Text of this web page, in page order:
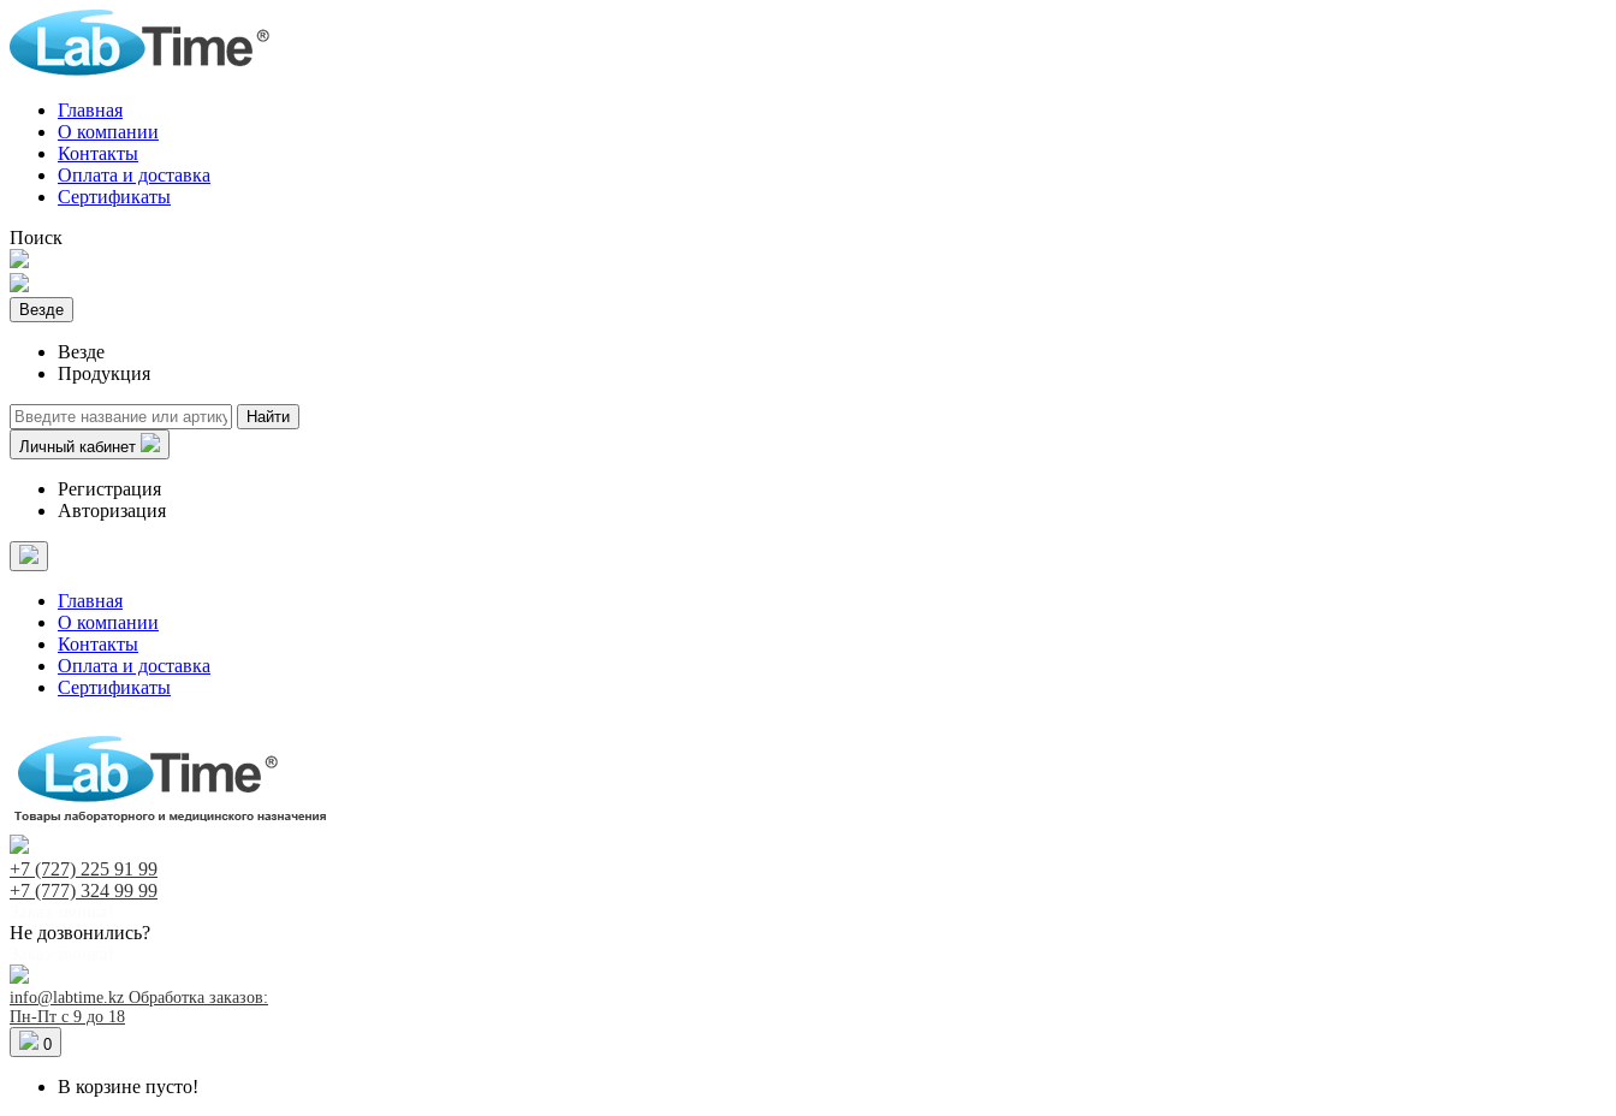
Главная
О компании
Контакты
Оплата и доставка
Сертификаты
Поиск
Везде
Везде
Продукция
Найти
Личный кабинет
Регистрация
Авторизация
Главная
О компании
Контакты
Оплата и доставка
Сертификаты
+7 (727) 225 91 99
+7 (777) 324 99 99
Не дозвонились?
info@labtime.kz Обработка заказов:
Пн-Пт с 9 до 18
0
В корзине пусто!